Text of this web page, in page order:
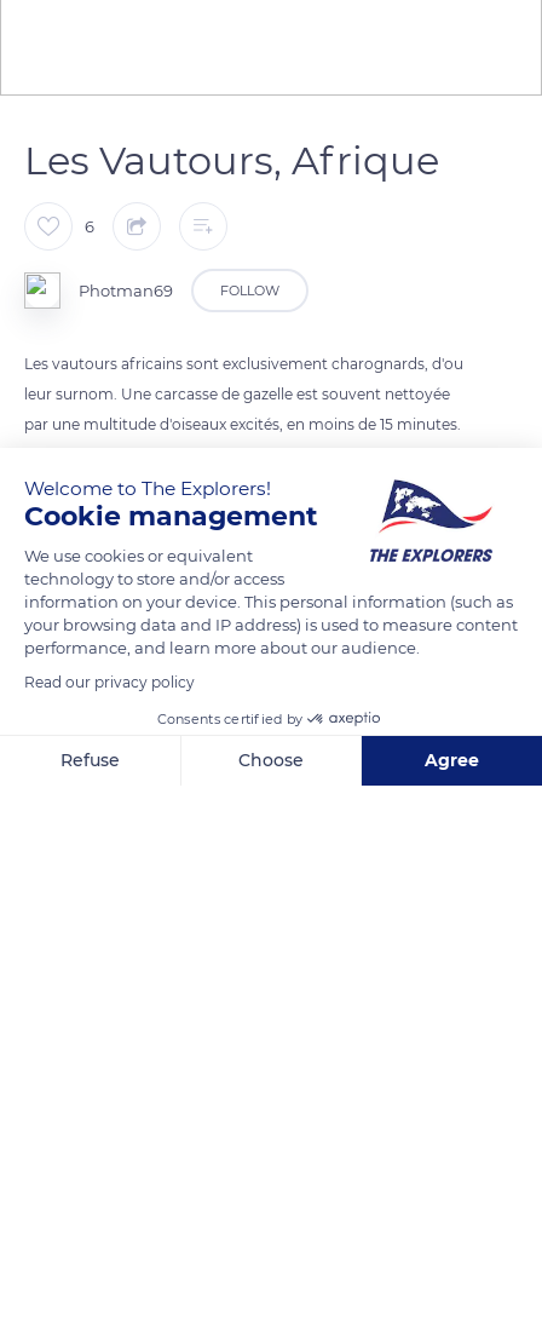
Les Vautours, Afrique
6
Photman69 FOLLOW
Les vautours africains sont exclusivement charognards, d'ou
leur surnom. Une carcasse de gazelle est souvent nettoyée
par une multitude d'oiseaux excités, en moins de 15 minutes.
se servent des courants d'air chauds pour prendre de
l'altitude. Les vautours sont généralement communs ou
abondants dans toute l'Afrique. Ces équarrisseurs, profitent
de l'activité humaine et de nos déchets.
READ MORE TRANSLATE
Welcome to The Explorers!
Cookie management
We use cookies or equivalent
technology to store and/or access
information on your device. This personal information (such as
your browsing data and IP address) is used to measure content
performance, and learn more about our audience.
Read our privacy policy
Consents certified by
Refuse Choose Agree